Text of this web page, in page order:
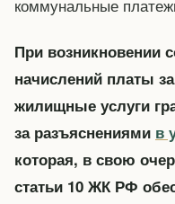
коммунальные
При возникновении
начислений платы
жилищные услуги
за разъяснениями в
которая, в свою
статьи 10 ЖК РФ